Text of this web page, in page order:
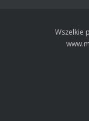
Wszelkie